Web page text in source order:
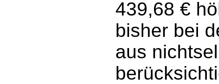
439,68 €
bisher bei
aus